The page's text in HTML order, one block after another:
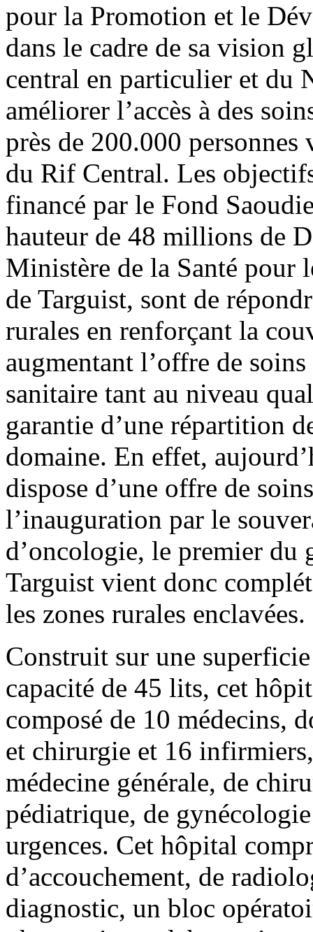
pour la Promotion et le
dans le cadre de sa vision
central en particulier et du
améliorer l’accès à des
près de 200.000 personnes
du Rif Central. Les
financé par le Fond
hauteur de 48 millions de
Ministère de la Santé pour
de Targuist, sont de
rurales en renforçant la
augmentant l’offre de
sanitaire tant au niveau
garantie d’une répartition
domaine. En effet,
dispose d’une offre de
l’inauguration par le
d’oncologie, le premier du
Targuist vient donc
les zones rurales enclavées.
Construit sur une
capacité de 45 lits, cet
composé de 10 médecins,
et chirurgie et 16
médecine générale, de
pédiatrique, de
urgences. Cet hôpital
d’accouchement, de
diagnostic, un bloc